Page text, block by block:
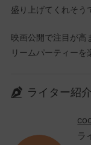
盛り上げてくれそう
映画公開で注目が高
リームパーティーを
ライター紹介
ラ